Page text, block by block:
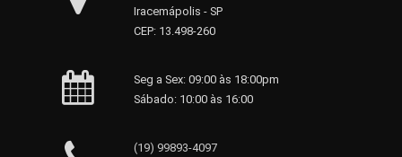
Iracemápolis - SP
CEP: 13.498-260
Seg a Sex: 09:00 às 18:00pm
Sábado: 10:00 às 16:00
(19) 99893-4097